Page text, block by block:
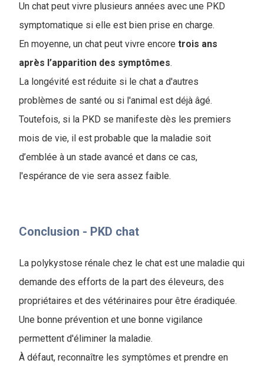
Un chat peut vivre plusieurs années avec une PKD
symptomatique si elle est bien prise en charge.
En moyenne, un chat peut vivre encore trois ans
après l’apparition des symptômes.
La longévité est réduite si le chat a d'autres
problèmes de santé ou si l'animal est déjà âgé.
Toutefois, si la PKD se manifeste dès les premiers
mois de vie, il est probable que la maladie soit
d’emblée à un stade avancé et dans ce cas,
l'espérance de vie sera assez faible.
Conclusion - PKD chat
La polykystose rénale chez le chat est une maladie qui
demande des efforts de la part des éleveurs, des
propriétaires et des vétérinaires pour être éradiquée.
Une bonne prévention et une bonne vigilance
permettent d'éliminer la maladie.
À défaut, reconnaître les symptômes et prendre en